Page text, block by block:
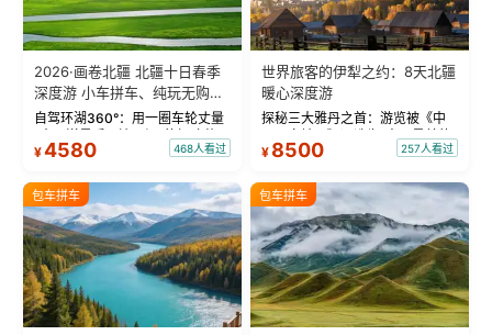
2026·画卷北疆 北疆十日春季
深度游 小车拼车、纯玩无购
物！
自驾环湖360°：用一圈车轮丈量
“大西洋最后一滴眼泪”的极致蔚
蓝。 赛湖旅拍：甄选多款风格服
绝美瞬间。 赛湖坦克300跟车视
频：专业摄影师...
¥4580 468人看过
世界旅客的伊犁之约：8天北疆
暖心深度游
探秘三大雅丹之首：游览被《中
国国家地理》评选为“中国最美的
三大雅丹”第一名的克拉玛依魔鬼
瓦人最大村落——禾木村，欣赏
晨雾与小木...
¥ 8500 257人看过
包车拼车 包车拼车